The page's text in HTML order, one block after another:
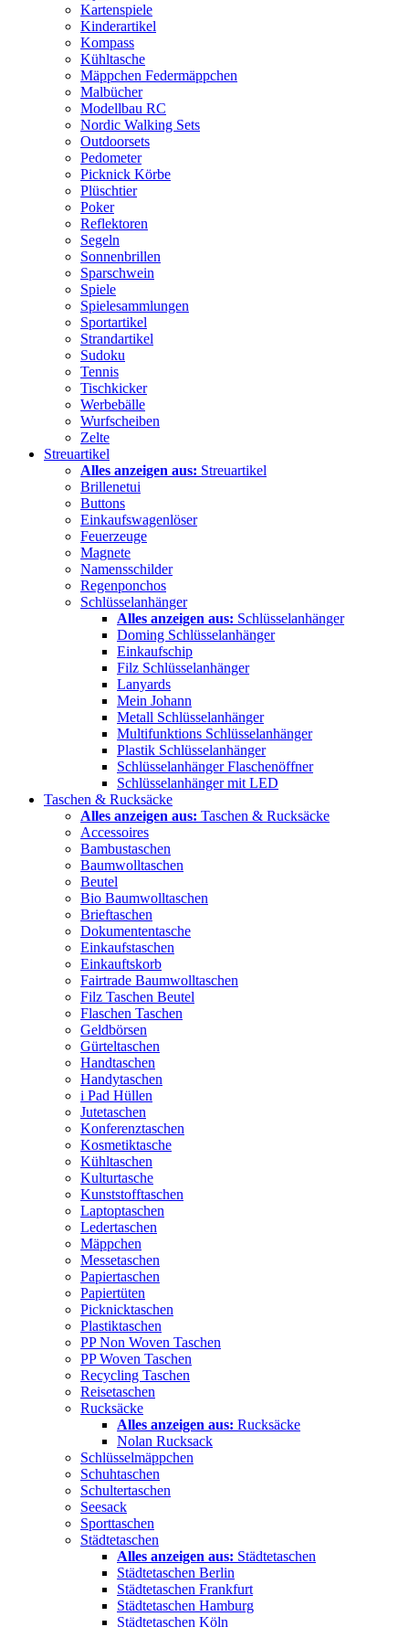
Kartenspiele
Kinderartikel
Kompass
Kühltasche
Mäppchen Federmäppchen
Malbücher
Modellbau RC
Nordic Walking Sets
Outdoorsets
Pedometer
Picknick Körbe
Plüschtier
Poker
Reflektoren
Segeln
Sonnenbrillen
Sparschwein
Spiele
Spielesammlungen
Sportartikel
Strandartikel
Sudoku
Tennis
Tischkicker
Werbebälle
Wurfscheiben
Zelte
Streuartikel
Alles anzeigen aus: Streuartikel
Brillenetui
Buttons
Einkaufswagenlöser
Feuerzeuge
Magnete
Namensschilder
Regenponchos
Schlüsselanhänger
Alles anzeigen aus: Schlüsselanhänger
Doming Schlüsselanhänger
Einkaufschip
Filz Schlüsselanhänger
Lanyards
Mein Johann
Metall Schlüsselanhänger
Multifunktions Schlüsselanhänger
Plastik Schlüsselanhänger
Schlüsselanhänger Flaschenöffner
Schlüsselanhänger mit LED
Taschen & Rucksäcke
Alles anzeigen aus: Taschen & Rucksäcke
Accessoires
Bambustaschen
Baumwolltaschen
Beutel
Bio Baumwolltaschen
Brieftaschen
Dokumententasche
Einkaufstaschen
Einkauftskorb
Fairtrade Baumwolltaschen
Filz Taschen Beutel
Flaschen Taschen
Geldbörsen
Gürteltaschen
Handtaschen
Handytaschen
i Pad Hüllen
Jutetaschen
Konferenztaschen
Kosmetiktasche
Kühltaschen
Kulturtasche
Kunststofftaschen
Laptoptaschen
Ledertaschen
Mäppchen
Messetaschen
Papiertaschen
Papiertüten
Picknicktaschen
Plastiktaschen
PP Non Woven Taschen
PP Woven Taschen
Recycling Taschen
Reisetaschen
Rucksäcke
Alles anzeigen aus: Rucksäcke
Nolan Rucksack
Schlüsselmäppchen
Schuhtaschen
Schultertaschen
Seesack
Sporttaschen
Städtetaschen
Alles anzeigen aus: Städtetaschen
Städtetaschen Berlin
Städtetaschen Frankfurt
Städtetaschen Hamburg
Städtetaschen Köln